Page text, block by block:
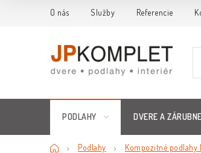
O nás Služby Referencie
PODLAHY DVERE A ZÁRUBNE
DomovPodlahy Kompozitné podlahy